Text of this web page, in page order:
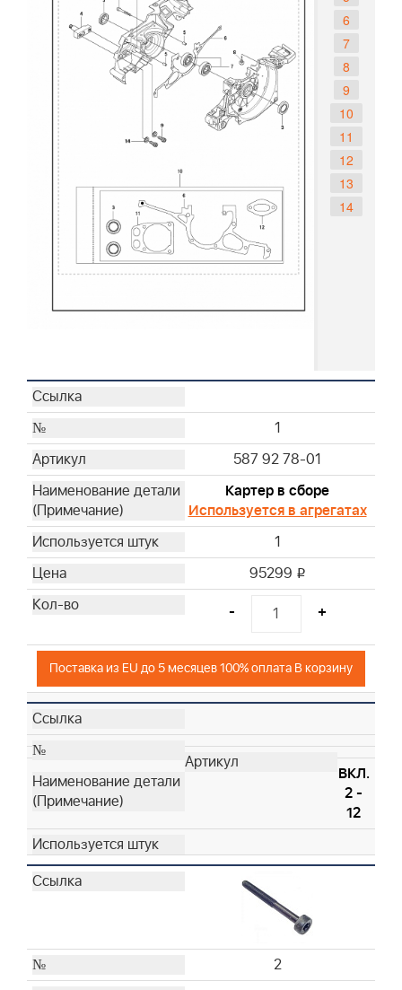
6
7
8
9
10
11
12
13
14
1
587 92 78-01
Картер в сборе
Используется в агрегатах
1
95299 i
- +
Поставка из EU до 5 месяцев 100% оплата В корзину
ВКЛ.
2 -
12
2